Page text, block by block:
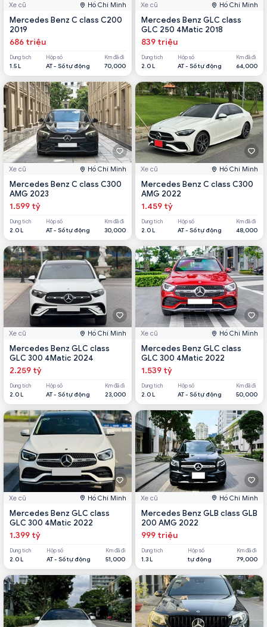
Xe cũ Hồ Chí Minh
Mercedes Benz C class C200
2019
686 triệu
Dung tích
1.5 L
Hộp số
AT - Số tự động
Km đã đi
70,000
Xe cũ Hồ Chí Minh
Mercedes Benz GLC class
GLC 250 4Matic 2018
839 triệu
Dung tích
2.0 L
Hộp số
AT - Số tự động
Km đã đi
64,000
Xe cũ Hồ Chí Minh
Mercedes Benz C class C300
AMG 2023
1.599 tỷ
Dung tích
2.0 L
Hộp số
AT - Số tự động
Km đã đi
30,000
Xe cũ Hồ Chí Minh
Mercedes Benz C class C300
AMG 2022
1.459 tỷ
Dung tích
2.0 L
Hộp số
AT - Số tự động
Km đã đi
48,000
Xe cũ Hồ Chí Minh
Mercedes Benz GLC class
GLC 300 4Matic 2024
2.259 tỷ
Dung tích
2.0 L
Hộp số
AT - Số tự động
Km đã đi
23,000
Xe cũ Hồ Chí Minh
Mercedes Benz GLC class
GLC 300 4Matic 2022
1.539 tỷ
Dung tích
2.0 L
Hộp số
AT - Số tự động
Km đã đi
50,000
Xe cũ Hồ Chí Minh
Mercedes Benz GLC class
GLC 300 4Matic 2022
1.399 tỷ
Dung tích
2.0 L
Hộp số
AT - Số tự động
Km đã đi
51,000
Xe cũ Hồ Chí Minh
Mercedes Benz GLB class GLB
200 AMG 2022
999 triệu
Dung tích
1.3 L
Hộp số
tự động
Km đã đi
79,000